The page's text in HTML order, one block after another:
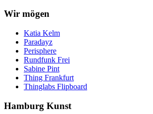
Wir mögen
Katia Kelm
Paradayz
Perisphere
Rundfunk Frei
Sabine Pint
Thing Frankfurt
Thinglabs Flipboard
Hamburg Kunst